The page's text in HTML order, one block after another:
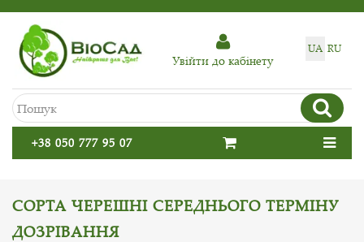
UA RU
Увiйти до кабiнету
+38 050 777 95 07
СОРТА ЧЕРЕШНІ СЕРЕДНЬОГО ТЕРМІНУ
ДОЗРІВАННЯ